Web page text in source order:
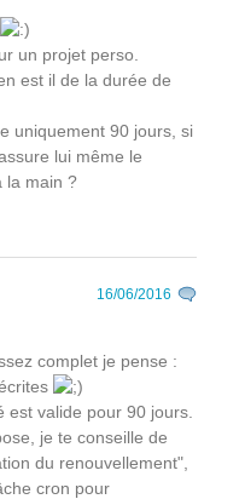
un projet perso.
est il de la durée de
uniquement 90 jours, si
lui même le
la main ?
16/06/2016
complet je pense :
est valide pour 90 jours.
je te conseille de
du renouvellement",
cron pour